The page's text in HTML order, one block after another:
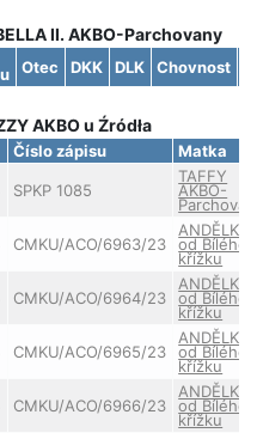
II. AKBO-Parchovany
Otec DKK DLK Chovnost
AKBO u Źródła
Číslo zápisu
Matka
SPKP 1085
TAFFY
AKBO-
CMKU/ACO/6963/23
ANDĚLKA
od Bílého
křížku
CMKU/ACO/6964/23
ANDĚLKA
od Bílého
křížku
CMKU/ACO/6965/23
ANDĚLKA
od Bílého
křížku
CMKU/ACO/6966/23
ANDĚLKA
od Bílého
křížku